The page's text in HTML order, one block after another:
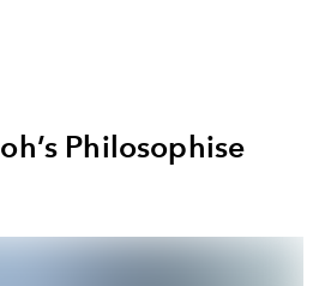
Philosophise